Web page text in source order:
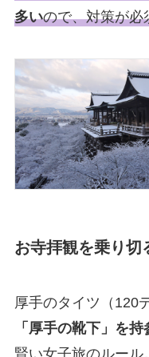
多いので、対策が必
お寺拝観を乗り切
厚手のタイツ（120
「厚手の靴下」を